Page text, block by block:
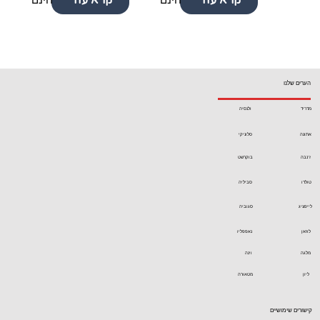
קישורים שימושיים
הערים שלנו
סביליה
ולנסיה מדריד
סלוניקי אתונה
טולדו
בוקרשט
נאפפליו
ז'נבה
לוזאן
סגוביה
מלגה
לייפציג
מטאורה
וינה
ליון